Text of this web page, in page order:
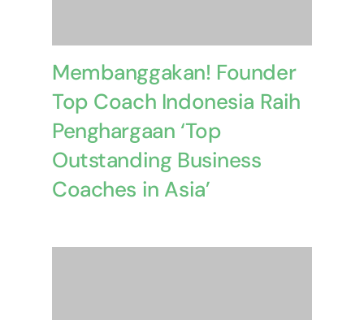
Membanggakan! Founder
Top Coach Indonesia Raih
Penghargaan ‘Top
Outstanding Business
Coaches in Asia’